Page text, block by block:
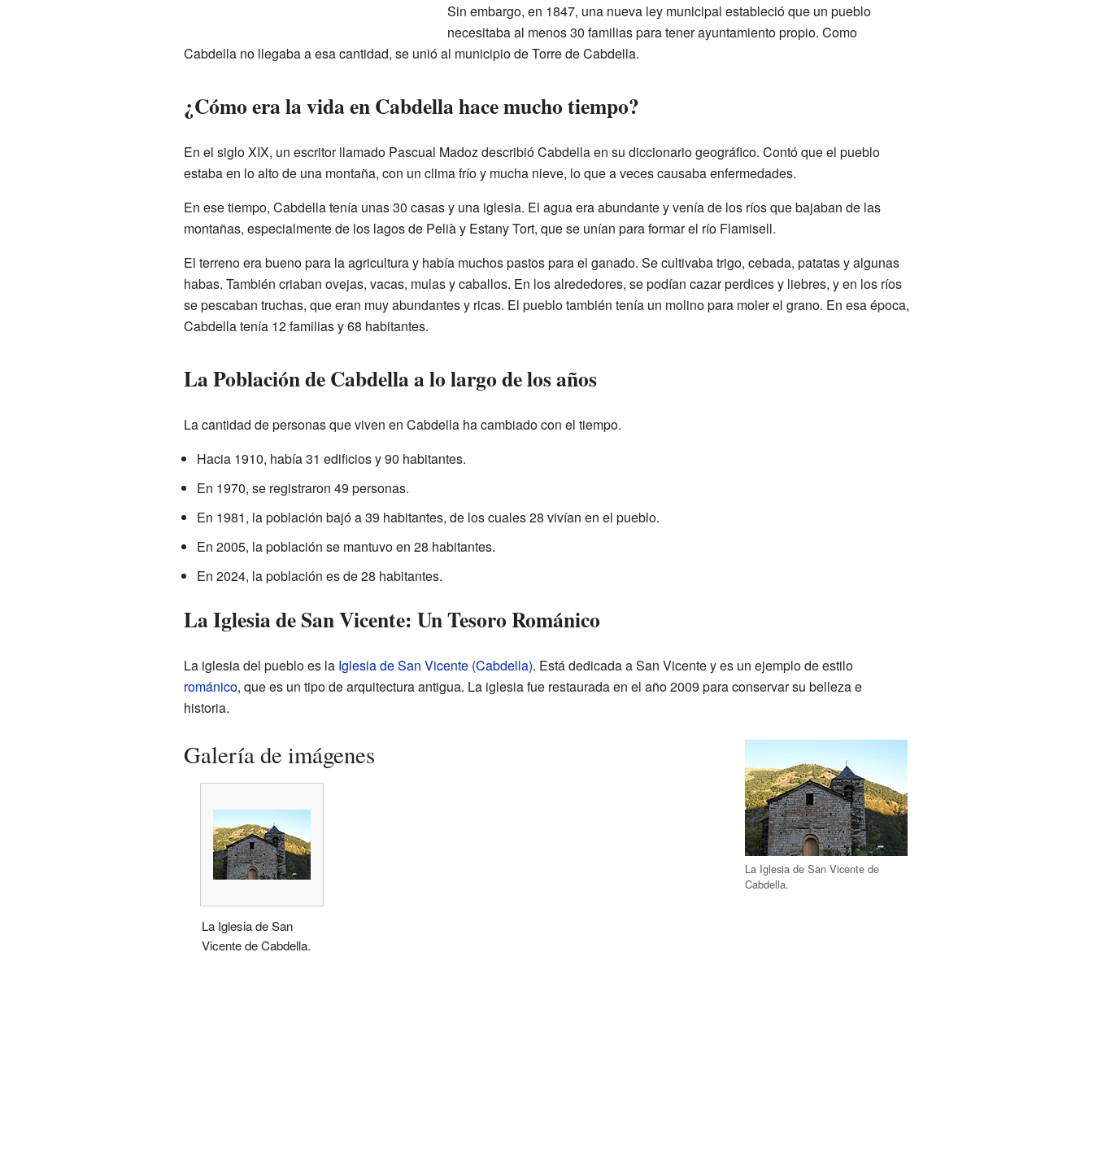
Sin embargo, en 1847, una nueva ley municipal estableció que un pueblo
necesitaba al menos 30 familias para tener ayuntamiento propio. Como
Cabdella no llegaba a esa cantidad, se unió al municipio de Torre de Cabdella.
¿Cómo era la vida en Cabdella hace mucho tiempo?
En el siglo XIX, un escritor llamado Pascual Madoz describió Cabdella en su diccionario geográfico. Contó que el pueblo
estaba en lo alto de una montaña, con un clima frío y mucha nieve, lo que a veces causaba enfermedades.
En ese tiempo, Cabdella tenía unas 30 casas y una iglesia. El agua era abundante y venía de los ríos que bajaban de las
montañas, especialmente de los lagos de Pelià y Estany Tort, que se unían para formar el río Flamisell.
El terreno era bueno para la agricultura y había muchos pastos para el ganado. Se cultivaba trigo, cebada, patatas y algunas
habas. También criaban ovejas, vacas, mulas y caballos. En los alrededores, se podían cazar perdices y liebres, y en los ríos
se pescaban truchas, que eran muy abundantes y ricas. El pueblo también tenía un molino para moler el grano. En esa época,
Cabdella tenía 12 familias y 68 habitantes.
La Población de Cabdella a lo largo de los años
La cantidad de personas que viven en Cabdella ha cambiado con el tiempo.
Hacia 1910, había 31 edificios y 90 habitantes.
En 1970, se registraron 49 personas.
En 1981, la población bajó a 39 habitantes, de los cuales 28 vivían en el pueblo.
En 2005, la población se mantuvo en 28 habitantes.
En 2024, la población es de 28 habitantes.
La Iglesia de San Vicente: Un Tesoro Románico
La iglesia del pueblo es la Iglesia de San Vicente (Cabdella). Está dedicada a San Vicente y es un ejemplo de estilo
románico, que es un tipo de arquitectura antigua. La iglesia fue restaurada en el año 2009 para conservar su belleza e
historia.
La Iglesia de San Vicente de
Cabdella.
Galería de imágenes
La Iglesia de San
Vicente de Cabdella.